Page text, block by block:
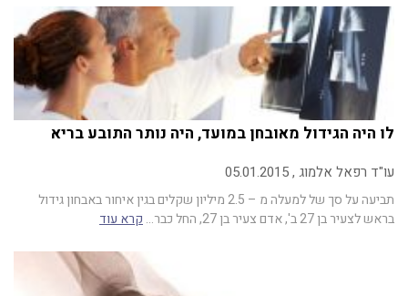
לו היה הגידול מאובחן במועד, היה נותר התובע בריא
עו"ד רפאל אלמוג , 05.01.2015
תביעה על סך של למעלה מ – 2.5 מיליון שקלים בגין איחור באבחון גידול
בראש לצעיר בן 27 ב', אדם צעיר בן 27, החל כבר…
קרא עוד